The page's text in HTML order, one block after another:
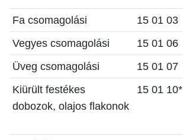
Fa csomagolási
15 01 03
Vegyes csomagolási
15 01 06
Üveg csomagolási
15 01 07
Kiürült festékes
dobozok, olajos flakonok
15 01 10*